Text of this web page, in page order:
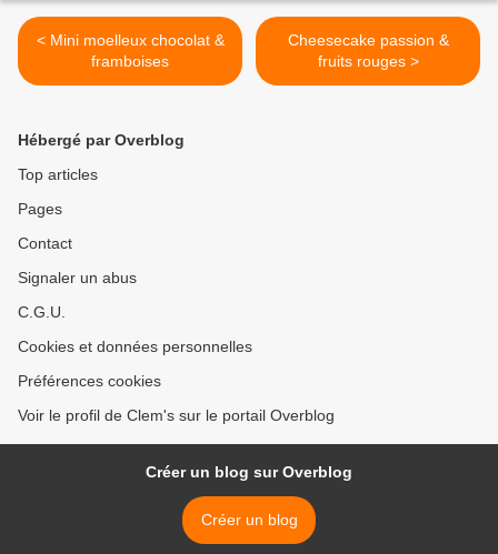
< Mini moelleux chocolat &
framboises
Cheesecake passion &
fruits rouges >
Hébergé par Overblog
Top articles
Pages
Contact
Signaler un abus
C.G.U.
Cookies et données personnelles
Préférences cookies
Voir le profil de Clem's sur le portail Overblog
Créer un blog sur Overblog
Créer un blog